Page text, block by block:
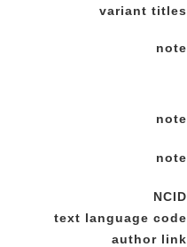
variant titles
note
note
note
NCID
text language code
author link